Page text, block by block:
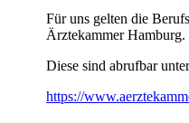
Für uns gelten die
Ärztekammer Hamburg.
Diese sind abrufbar
https://